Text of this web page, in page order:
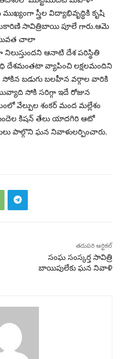
స్త్రీల విద్యాభివృద్ధికి కృషి
సావిత్రిబాయి పూలే గారు.ఆమె
చాలా
ఆనాటి దేశ పరిస్థితి
దేశమంతటా వ్యాపించి లక్షలమందిని
సోకిన బడుగు బలహీన వర్గాల వారికి
సోకి సరిగ్గా ఇదే రోజున
వేల్పుల శంకర్ మంద మల్లేశం
కిషన్ తేలు యాదగిరి ఆటో
పాల్గొని ఘన నివాళులర్పించారు.
తదుపరి ఆర్టికల్
సంఘ సంస్కర్త సావిత్రి
బాయిపులేకు ఘన నివాళి